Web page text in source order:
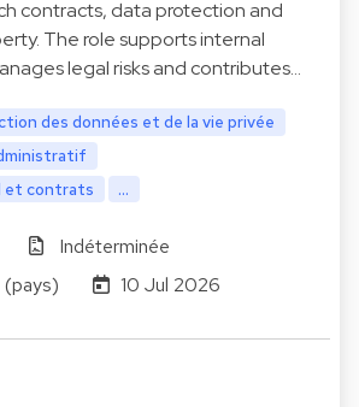
contracts, data protection and
The role supports internal
legal risks and contributes…
des données et de la vie privée
et contrats
...
Indéterminée
(pays)
10 Jul 2026